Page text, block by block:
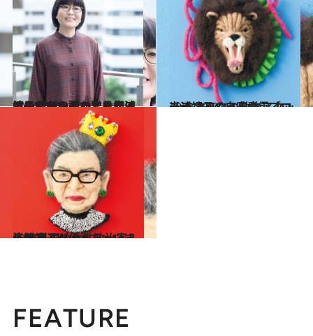
2024.10.12
【最初から読む】最初は泣いてばかり。でも今は、自分を誰かと比べることもなくなった。光浦靖子がカナダで学んだこと
カルチャー 2021.5.30
光浦靖子の自家発電ブローチ マスクの動物アタッチメント
ライフスタイル
2021.5.29
光浦靖子が作っちゃいました 外国の女性政治家＆法律家
ライフスタイル
FEATURE